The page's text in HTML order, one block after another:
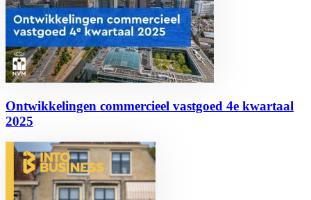
Ontwikkelingen commercieel vastgoed 4e kwartaal
2025